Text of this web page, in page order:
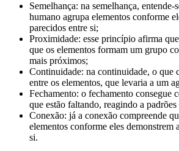
Semelhança: na semelhança, entende-
humano agrupa elementos conforme
parecidos entre si;
Proximidade: esse princípio afirma
que os elementos formam um grupo
mais próximos;
Continuidade: na continuidade, o que
entre os elementos, que levaria a um
Fechamento: o fechamento consegue
que estão faltando, reagindo a
Conexão: já a conexão compreende
elementos conforme eles demonstrem
si.